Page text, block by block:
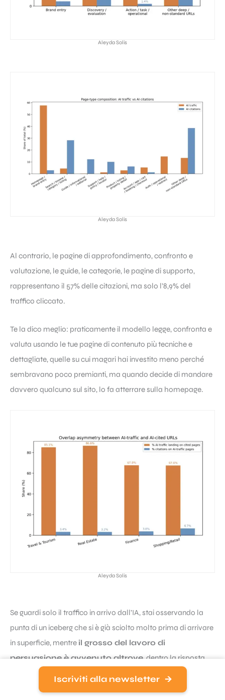
Aleyda Solis
Aleyda Solis
Al contrario, le pagine di approfondimento, confronto e
valutazione, le guide, le categorie, le pagine di supporto,
rappresentano il 57% delle citazioni, ma solo l’8,9% del
traffico cliccato.
Te la dico meglio: praticamente il modello legge, confronta e
valuta usando le tue pagine di contenuto più tecniche e
dettagliate, quelle su cui magari hai investito meno perché
sembravano poco premianti, ma quando decide di mandare
davvero qualcuno sul sito, lo fa atterrare sulla homepage.
Aleyda Solis
Se guardi solo il traffico in arrivo dall’IA, stai osservando la
punta di un iceberg che si è già sciolto molto prima di arrivare
in superficie, mentre il grosso del lavoro di
persuasione è avvenuto altrove , dentro la risposta
stessa, senza lasciare traccia nei tuoi log.
Iscriviti alla newsletter